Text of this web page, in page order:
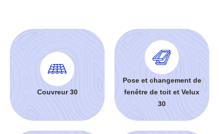
Couvreur 30
Pose et changement de
fenêtre de toit et Velux
30